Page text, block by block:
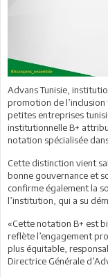
Advans Tunisie,
promotion de
petites entreprises
institutionnelle B+
notation spécialisée
Cette distinction vient
bonne gouvernance et
confirme également la
l’institution, qui a su
«Cette notation B+ est
reflète l’engagement
plus équitable,
Directrice Générale